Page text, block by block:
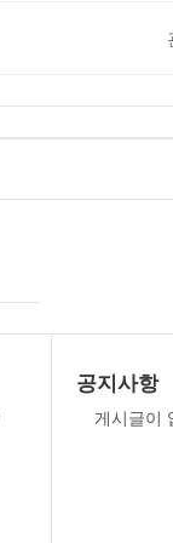
공지사항
게시글이